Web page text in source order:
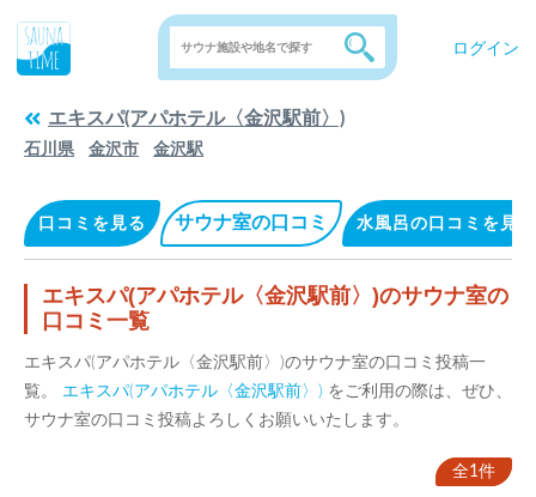
ログイン
エキスパ(アパホテル〈金沢駅前〉)
石川県 金沢市 金沢駅
口コミを見る サウナ室の口コミ 水風呂の口コミを見る
エキスパ(アパホテル〈金沢駅前〉)のサウナ室の
口コミ一覧
エキスパ(アパホテル〈金沢駅前〉)のサウナ室の口コミ投稿一
覧。 エキスパ(アパホテル〈金沢駅前〉) をご利用の際は、ぜひ、
サウナ室の口コミ投稿よろしくお願いいたします。
全1件